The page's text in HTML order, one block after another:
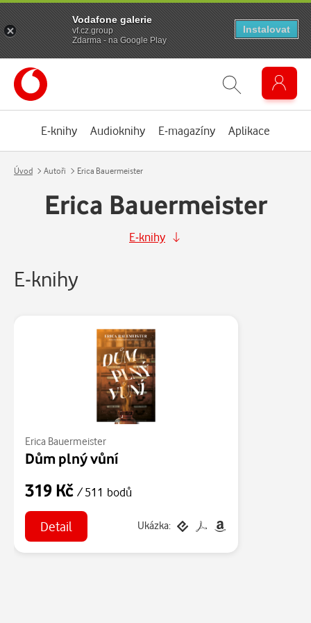
E-knihy Audioknihy E-magazíny Aplikace
Úvod Autoři Erica Bauermeister
Erica Bauermeister
E-knihy
E-knihy
Erica Bauermeister
Dům plný vůní
319 Kč / 511 bodů
Detail Ukázka:
Vodafone galerie
vf.cz.group
Zdarma - na Google Play
Instalovat